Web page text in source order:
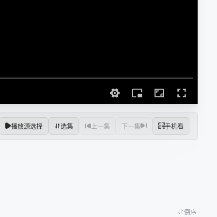
播放源选择 选集 上一集 下一集 手机看
倒序